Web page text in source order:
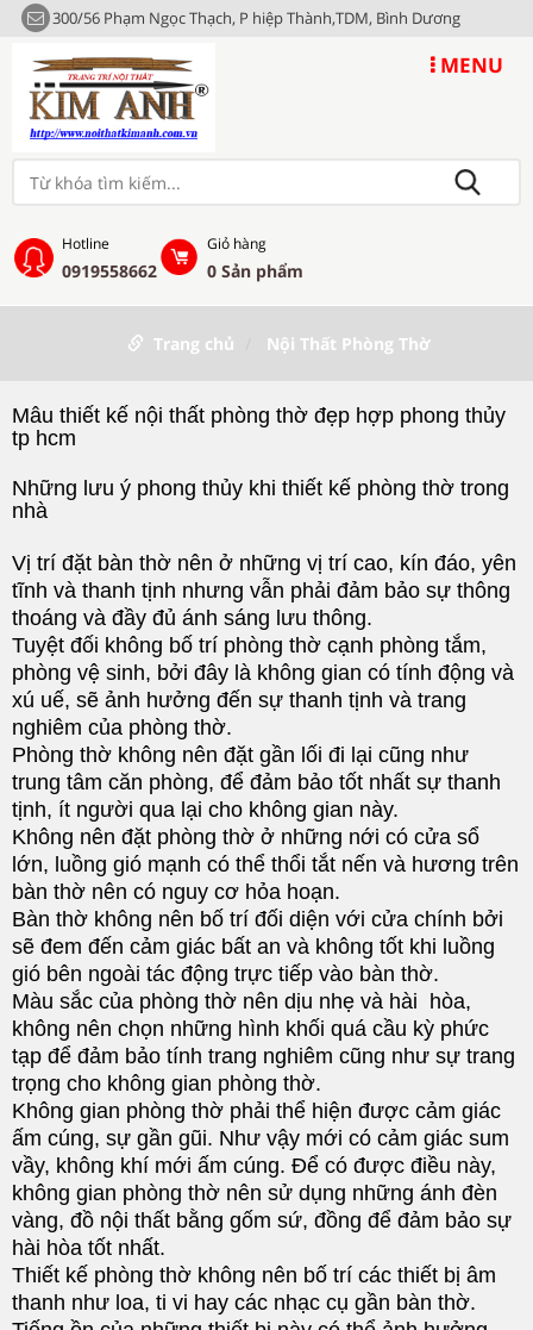
300/56 Phạm Ngọc Thạch, P hiệp Thành,TDM, Bình Dương
MENU
Hotline
0919558662
Giỏ hàng
0 Sản phẩm
Trang chủ Nội Thất Phòng Thờ
Mẫu thiết kế nội thất phòng thờ đẹp hợp phong thủy
tp hcm
Những lưu ý phong thủy khi thiết kế phòng thờ trong
nhà
Vị trí đặt bàn thờ nên ở những vị trí cao, kín đáo, yên
tĩnh và thanh tịnh nhưng vẫn phải đảm bảo sự thông
thoáng và đầy đủ ánh sáng lưu thông.
Tuyệt đối không bố trí phòng thờ cạnh phòng tắm,
phòng vệ sinh, bởi đây là không gian có tính động và
xú uế, sẽ ảnh hưởng đến sự thanh tịnh và trang
nghiêm của phòng thờ.
Phòng thờ không nên đặt gần lối đi lại cũng như
trung tâm căn phòng, để đảm bảo tốt nhất sự thanh
tịnh, ít người qua lại cho không gian này.
Không nên đặt phòng thờ ở những nới có cửa sổ
lớn, luồng gió mạnh có thể thổi tắt nến và hương trên
bàn thờ nên có nguy cơ hỏa hoạn.
Bàn thờ không nên bố trí đối diện với cửa chính bởi
sẽ đem đến cảm giác bất an và không tốt khi luồng
gió bên ngoài tác động trực tiếp vào bàn thờ.
Màu sắc của phòng thờ nên dịu nhẹ và hài hòa,
không nên chọn những hình khối quá cầu kỳ phức
tạp để đảm bảo tính trang nghiêm cũng như sự trang
trọng cho không gian phòng thờ.
Không gian phòng thờ phải thể hiện được cảm giác
ấm cúng, sự gần gũi. Như vậy mới có cảm giác sum
vầy, không khí mới ấm cúng. Để có được điều này,
không gian phòng thờ nên sử dụng những ánh đèn
vàng, đồ nội thất bằng gốm sứ, đồng để đảm bảo sự
hài hòa tốt nhất.
Thiết kế phòng thờ không nên bố trí các thiết bị âm
thanh như loa, ti vi hay các nhạc cụ gần bàn thờ.